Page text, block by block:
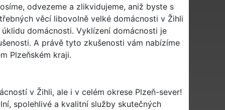
odvezeme a zlikvidujeme, aniž byste s
věcí libovolně velké domácnosti v Žihli
domácnosti. Vyklízení domácnosti je
A právě tyto zkušenosti vám nabízíme
Plzeňském kraji.
v Žihli, ale i v celém okrese Plzeň-sever!
spolehlivé a kvalitní služby skutečných